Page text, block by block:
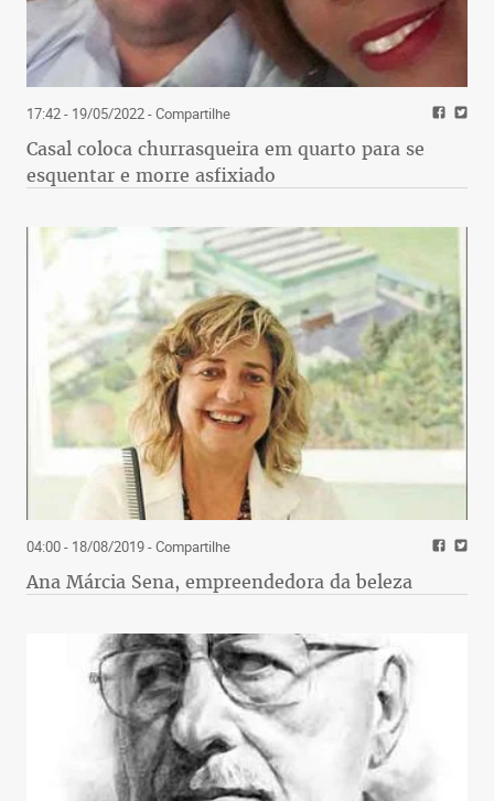
17:42 - 19/05/2022- Compartilhe
Casal coloca churrasqueira em quarto para se
esquentar e morre asfixiado
04:00 - 18/08/2019- Compartilhe
Ana Márcia Sena, empreendedora da beleza